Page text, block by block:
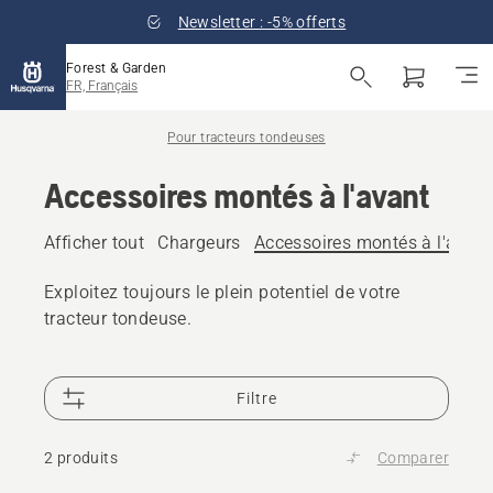
Newsletter : -5% offerts
Forest & Garden
FR, Français
Pour tracteurs tondeuses
Accessoires montés à l'avant
Afficher tout Chargeurs Accessoires montés à l'avant
Exploitez toujours le plein potentiel de votre
tracteur tondeuse.
Filtre
2 produits Comparer